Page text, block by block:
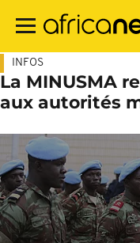
contenu
INFOS
La MINUSMA
aux autorités